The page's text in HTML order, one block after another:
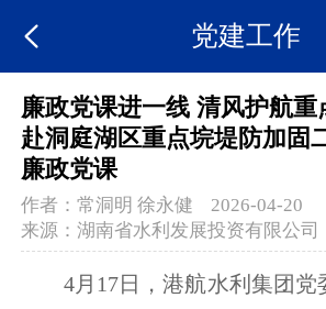
党建工作
廉政党课进一线 清风护航
赴洞庭湖区重点垸堤防加固
廉政党课
作者：常洞明 徐永健
2026-04-20
来源：湖南省水利发展投资有限公司
4月17日，港航水利集团党